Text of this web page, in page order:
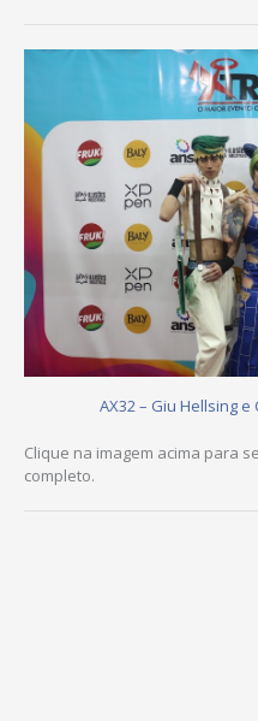
AX32 – Giu Hellsing
Clique na imagem acima para
completo.